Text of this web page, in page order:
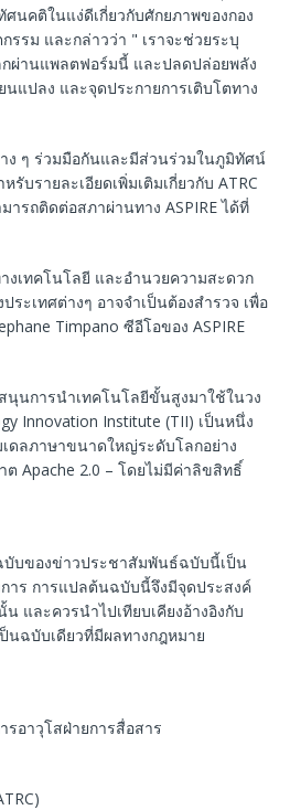
ศนคติในแง่ดีเกี่ยวกับศักยภาพของกอง
รรม และกล่าวว่า " เราจะช่วยระบุ
ผ่านแพลตฟอร์มนี้ และปลดปล่อยพลัง
นแปลง และจุดประกายการเติบโตทาง
าง ๆ ร่วมมือกันและมีส่วนร่วมในภูมิทัศน์
บรายละเอียดเพิ่มเติมเกี่ยวกับ ATRC
ารถติดต่อสภาผ่านทาง ASPIRE ได้ที่
งเทคโนโลยี และอํานวยความสะดวก
ะเทศต่างๆ อาจจำเป็นต้องสํารวจ เพื่อ
Timpano ซีอีโอของ ASPIRE
นการนําเทคโนโลยีขั้นสูงมาใช้ในวง
Innovation Institute (TII) เป็นหนึ่ง
ดลภาษาขนาดใหญ่ระดับโลกอย่าง
ต Apache 2.0 – โดยไม่มีค่าลิขสิทธิ์
บับของข่าวประชาสัมพันธ์ฉบับนี้เป็น
าร การแปลต้นฉบับนี้จึงมีจุดประสงค์
และควรนำไปเทียบเคียงอ้างอิงกับ
นฉบับเดียวที่มีผลทางกฎหมาย
รอาวุโสฝ่ายการสื่อสาร